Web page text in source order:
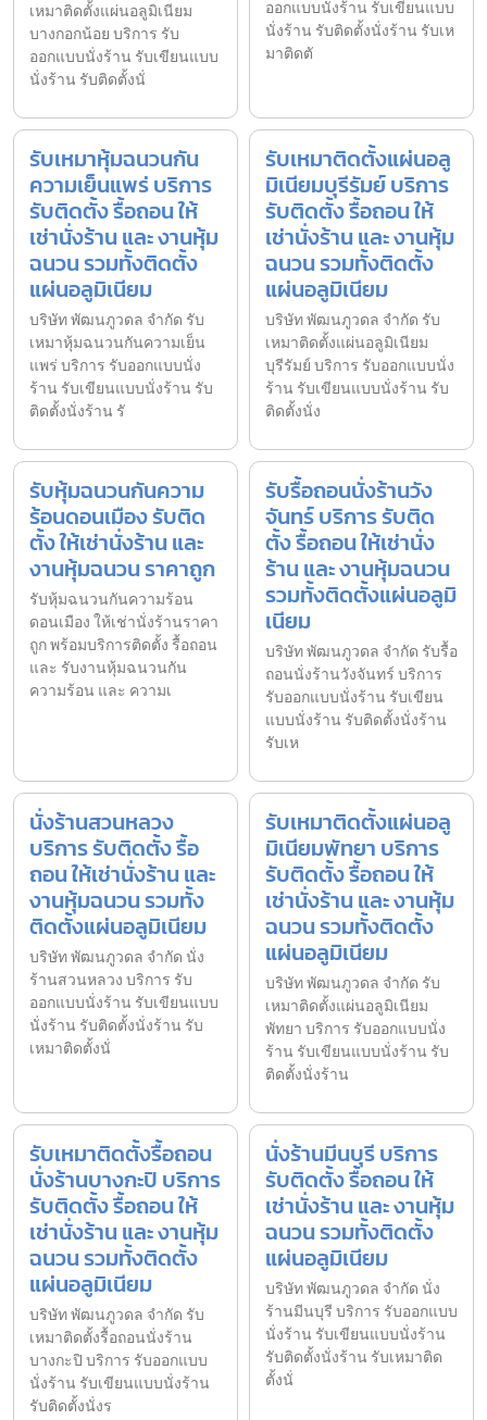
เหมาติดตั้งแผ่นอลูมิเนียม
บางกอกน้อย บริการ รับ
ออกแบบนั่งร้าน รับเขียนแบบ
นั่งร้าน รับติดตั้งนั่
ออกแบบนั่งร้าน รับเขียนแบบ
นั่งร้าน รับติดตั้งนั่งร้าน รับเห
มาติดตั
รับเหมาหุ้มฉนวนกัน
ความเย็นแพร่ บริการ
รับติดตั้ง รื้อถอน ให้
เช่านั่งร้าน และ งานหุ้ม
ฉนวน รวมทั้งติดตั้ง
แผ่นอลูมิเนียม
บริษัท พัฒนภูวดล จำกัด รับ
เหมาหุ้มฉนวนกันความเย็น
แพร่ บริการ รับออกแบบนั่ง
ร้าน รับเขียนแบบนั่งร้าน รับ
ติดตั้งนั่งร้าน รั
รับเหมาติดตั้งแผ่นอลู
มิเนียมบุรีรัมย์ บริการ
รับติดตั้ง รื้อถอน ให้
เช่านั่งร้าน และ งานหุ้ม
ฉนวน รวมทั้งติดตั้ง
แผ่นอลูมิเนียม
บริษัท พัฒนภูวดล จำกัด รับ
เหมาติดตั้งแผ่นอลูมิเนียม
บุรีรัมย์ บริการ รับออกแบบนั่ง
ร้าน รับเขียนแบบนั่งร้าน รับ
ติดตั้งนั่ง
รับหุ้มฉนวนกันความ
ร้อนดอนเมือง รับติด
ตั้ง ให้เช่านั่งร้าน และ
งานหุ้มฉนวน ราคาถูก
รับหุ้มฉนวนกันความร้อน
ดอนเมือง ให้เช่านั่งร้านราคา
ถูก พร้อมบริการติดตั้ง รื้อถอน
และ รับงานหุ้มฉนวนกัน
ความร้อน และ ความเ
รับรื้อถอนนั่งร้านวัง
จันทร์ บริการ รับติด
ตั้ง รื้อถอน ให้เช่านั่ง
ร้าน และ งานหุ้มฉนวน
รวมทั้งติดตั้งแผ่นอลูมิ
เนียม
บริษัท พัฒนภูวดล จำกัด รับรื้อ
ถอนนั่งร้านวังจันทร์ บริการ
รับออกแบบนั่งร้าน รับเขียน
แบบนั่งร้าน รับติดตั้งนั่งร้าน
รับเห
นั่งร้านสวนหลวง
บริการ รับติดตั้ง รื้อ
ถอน ให้เช่านั่งร้าน และ
งานหุ้มฉนวน รวมทั้ง
ติดตั้งแผ่นอลูมิเนียม
บริษัท พัฒนภูวดล จำกัด นั่ง
ร้านสวนหลวง บริการ รับ
ออกแบบนั่งร้าน รับเขียนแบบ
นั่งร้าน รับติดตั้งนั่งร้าน รับ
เหมาติดตั้งนั่
รับเหมาติดตั้งแผ่นอลู
มิเนียมพัทยา บริการ
รับติดตั้ง รื้อถอน ให้
เช่านั่งร้าน และ งานหุ้ม
ฉนวน รวมทั้งติดตั้ง
แผ่นอลูมิเนียม
บริษัท พัฒนภูวดล จำกัด รับ
เหมาติดตั้งแผ่นอลูมิเนียม
พัทยา บริการ รับออกแบบนั่ง
ร้าน รับเขียนแบบนั่งร้าน รับ
ติดตั้งนั่งร้าน
รับเหมาติดตั้งรื้อถอน
นั่งร้านบางกะปิ บริการ
รับติดตั้ง รื้อถอน ให้
เช่านั่งร้าน และ งานหุ้ม
ฉนวน รวมทั้งติดตั้ง
แผ่นอลูมิเนียม
บริษัท พัฒนภูวดล จำกัด รับ
เหมาติดตั้งรื้อถอนนั่งร้าน
บางกะปิ บริการ รับออกแบบ
นั่งร้าน รับเขียนแบบนั่งร้าน
รับติดตั้งนั่งร
นั่งร้านมีนบุรี บริการ
รับติดตั้ง รื้อถอน ให้
เช่านั่งร้าน และ งานหุ้ม
ฉนวน รวมทั้งติดตั้ง
แผ่นอลูมิเนียม
บริษัท พัฒนภูวดล จำกัด นั่ง
ร้านมีนบุรี บริการ รับออกแบบ
นั่งร้าน รับเขียนแบบนั่งร้าน
รับติดตั้งนั่งร้าน รับเหมาติด
ตั้งนั่